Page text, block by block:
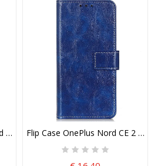
CE 2 Lite 5G Kotelot Flip Aito Nahka
Flip Case OnePlus Nord CE 2